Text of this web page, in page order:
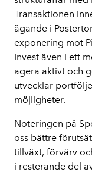
Transaktionen
ägande i
exponering mot
Invest även i ett
agera aktivt och
utvecklar
möjligheter.
Noteringen på
oss bättre
tillväxt, förvärv
i resterande del